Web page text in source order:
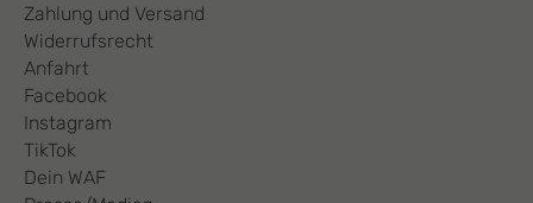
Zahlung und Versand
Widerrufsrecht
Anfahrt
Facebook
Instagram
TikTok
Dein WAF